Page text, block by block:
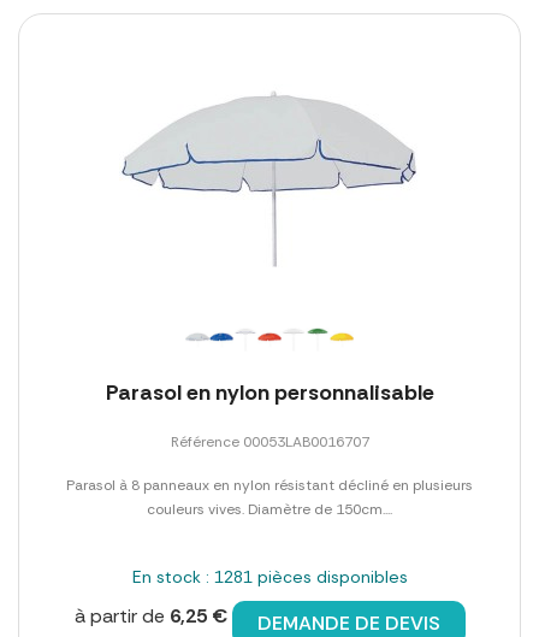
Parasol en nylon personnalisable
Référence 00053LAB0016707
Parasol à 8 panneaux en nylon résistant décliné en plusieurs
couleurs vives. Diamètre de 150cm....
En stock : 1281 pièces disponibles
à partir de 6,25 € DEMANDE DE DEVIS